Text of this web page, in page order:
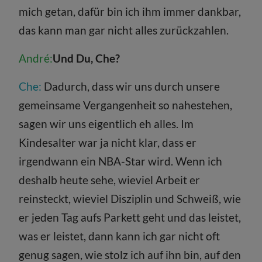
mich getan, dafür bin ich ihm immer dankbar,
das kann man gar nicht alles zurückzahlen.
André:Und Du, Che?
Che: Dadurch, dass wir uns durch unsere
gemeinsame Vergangenheit so nahestehen,
sagen wir uns eigentlich eh alles. Im
Kindesalter war ja nicht klar, dass er
irgendwann ein NBA-Star wird. Wenn ich
deshalb heute sehe, wieviel Arbeit er
reinsteckt, wieviel Disziplin und Schweiß, wie
er jeden Tag aufs Parkett geht und das leistet,
was er leistet, dann kann ich gar nicht oft
genug sagen, wie stolz ich auf ihn bin, auf den